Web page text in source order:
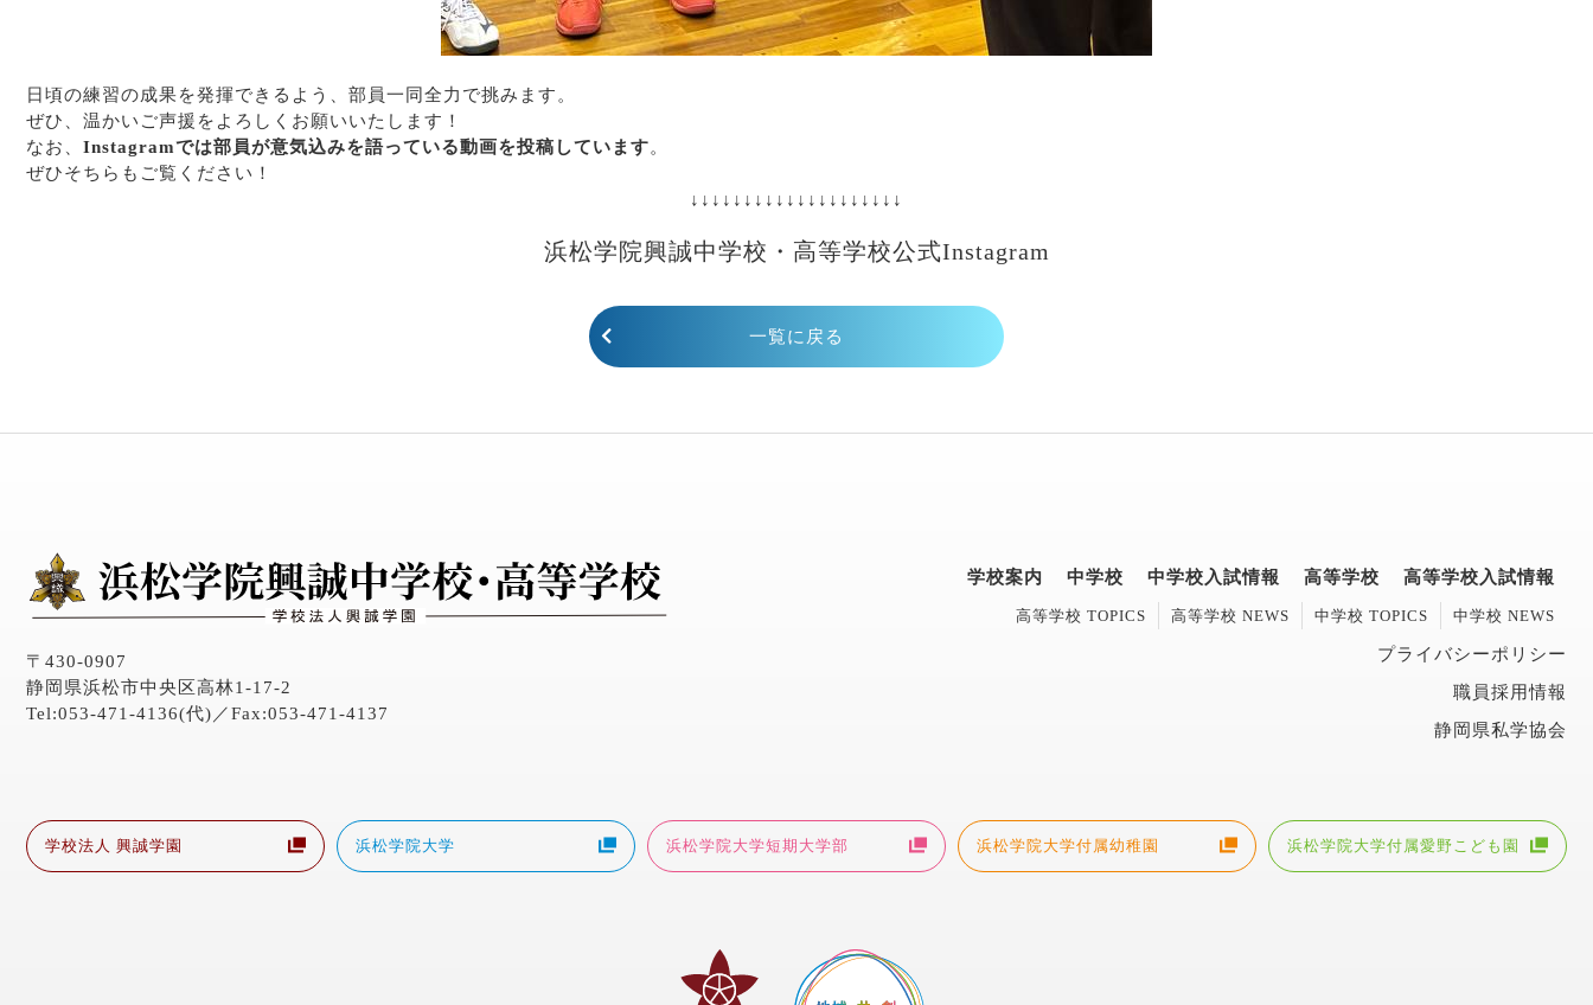
日頃の練習の成果を発揮できるよう、部員一同全力で挑みます。
ぜひ、温かいご声援をよろしくお願いいたします！
なお、 Instagramでは部員が意気込みを語っている動画を投稿しています。
ぜひそちらもご覧ください！
↓↓↓↓↓↓↓↓↓↓↓↓↓↓↓↓↓↓↓↓
浜松学院興誠中学校・高等学校公式Instagram
一覧に戻る
〒430-0907
静岡県浜松市中央区高林1-17-2
Tel:053-471-4136(代)／Fax:053-471-4137
学校案内 中学校 中学校入試情報 高等学校 高等学校入試情報
高等学校 TOPICS 高等学校 NEWS 中学校 TOPICS 中学校 NEWS
プライバシーポリシー
職員採用情報
静岡県私学協会
学校法人 興誠学園 浜松学院大学 浜松学院大学短期大学部 浜松学院大学付属幼稚園 浜松学院大学付属愛野こども園